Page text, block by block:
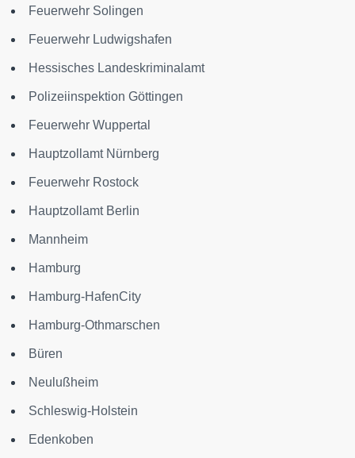
Feuerwehr Solingen
Feuerwehr Ludwigshafen
Hessisches Landeskriminalamt
Polizeiinspektion Göttingen
Feuerwehr Wuppertal
Hauptzollamt Nürnberg
Feuerwehr Rostock
Hauptzollamt Berlin
Mannheim
Hamburg
Hamburg-HafenCity
Hamburg-Othmarschen
Büren
Neulußheim
Schleswig-Holstein
Edenkoben